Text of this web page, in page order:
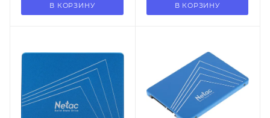
В КОРЗИНУ В КОРЗИНУ
18.08.2026
В наличии в пункте
самовывоза
Нет
В наличии в пункте
самовывоза
Нет